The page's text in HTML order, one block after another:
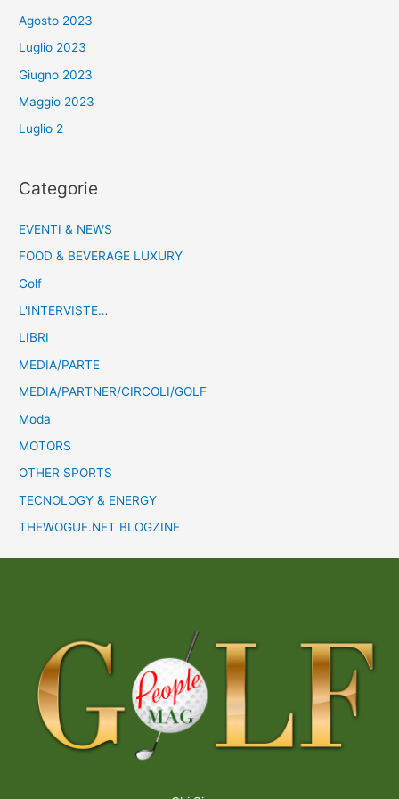
Agosto 2023
Luglio 2023
Giugno 2023
Maggio 2023
Luglio 2
Categorie
EVENTI & NEWS
FOOD & BEVERAGE LUXURY
Golf
L'INTERVISTE…
LIBRI
MEDIA/PARTE
MEDIA/PARTNER/CIRCOLI/GOLF
Moda
MOTORS
OTHER SPORTS
TECNOLOGY & ENERGY
THEWOGUE.NET BLOGZINE